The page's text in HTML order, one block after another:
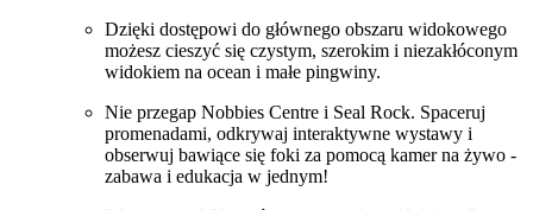
Dzięki dostępowi do głównego obszaru widokowego
możesz cieszyć się czystym, szerokim i niezakłóconym
widokiem na ocean i małe pingwiny.
Nie przegap Nobbies Centre i Seal Rock. Spaceruj
promenadami, odkrywaj interaktywne wystawy i
obserwuj bawiące się foki za pomocą kamer na żywo -
zabawa i edukacja w jednym!